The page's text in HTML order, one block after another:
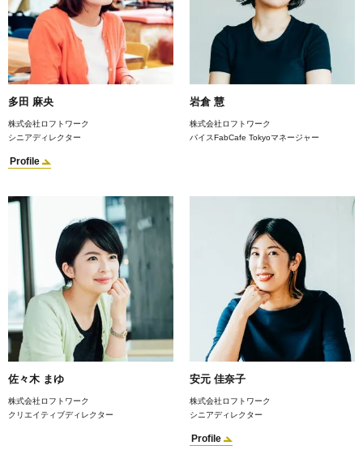
多田 麻央
株式会社ロフトワーク
シニアディレクター
Profile
岩倉 慧
株式会社ロフトワーク
バイスFabCafe Tokyoマネージャー
佐々木 まゆ
株式会社ロフトワーク
クリエイティブディレクター
安元 佳奈子
株式会社ロフトワーク
シニアディレクター
Profile